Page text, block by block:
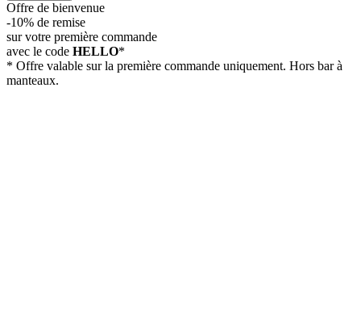
Offre de bienvenue
-10% de remise
sur votre première commande
avec le code HELLO*
* Offre valable sur la première commande uniquement. Hors bar à
manteaux.